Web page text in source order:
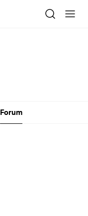
Forum